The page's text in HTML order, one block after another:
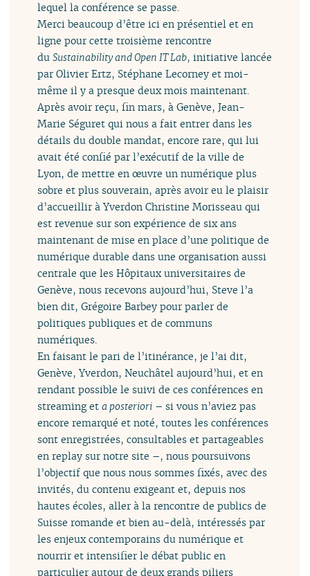
lequel la conférence se passe.
Merci beaucoup d’être ici en présentiel et en
ligne pour cette troisième rencontre
duSustainability and Open IT Lab, initiative lancée
par Olivier Ertz, Stéphane Lecorney et moi-
même il y a presque deux mois maintenant.
Après avoir reçu, fin mars, à Genève, Jean-
Marie Séguret qui nous a fait entrer dans les
détails du double mandat, encore rare, qui lui
avait été confié par l’exécutif de la ville de
Lyon, de mettre en œuvre un numérique plus
sobre et plus souverain, après avoir eu le plaisir
d’accueillir à Yverdon Christine Morisseau qui
est revenue sur son expérience de six ans
maintenant de mise en place d’une politique de
numérique durable dans une organisation aussi
centrale que les Hôpitaux universitaires de
Genève, nous recevons aujourd’hui, Steve l’a
bien dit, Grégoire Barbey pour parler de
politiques publiques et de communs
numériques.
En faisant le pari de l’itinérance, je l’ai dit,
Genève, Yverdon, Neuchâtel aujourd’hui, et en
rendant possible le suivi de ces conférences en
streaming eta posteriori – si vous n’aviez pas
encore remarqué et noté, toutes les conférences
sont enregistrées, consultables et partageables
en replay sur notre site –, nous poursuivons
l’objectif que nous nous sommes fixés, avec des
invités, du contenu exigeant et, depuis nos
hautes écoles, aller à la rencontre de publics de
Suisse romande et bien au-delà, intéressés par
les enjeux contemporains du numérique et
nourrir et intensifier le débat public en
particulier autour de deux grands piliers